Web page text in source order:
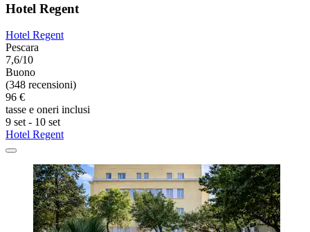
Hotel Regent
Hotel Regent
Pescara
7,6/10
Buono
(348 recensioni)
96 €
tasse e oneri inclusi
9 set - 10 set
Hotel Regent